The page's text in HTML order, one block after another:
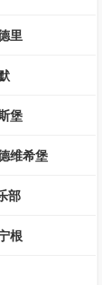
里
堡
维希堡
部
根